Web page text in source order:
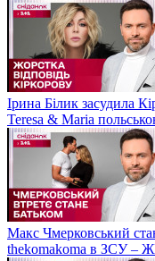
Ірина Білик засудила
Teresa & Maria
Макс Чмерковський
thekomakoma в ЗСУ –